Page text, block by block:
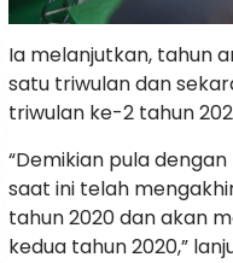
Ia melanjutkan, tahun
satu triwulan dan
triwulan ke-2 tahun
“Demikian pula
saat ini telah
tahun 2020 dan akan
kedua tahun 2020,”